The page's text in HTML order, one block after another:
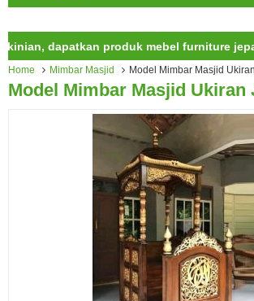
produk mebel furniture jepara
Home Mimbar Masjid Model Mimbar Masjid
Model Mimbar Masjid Ukiran